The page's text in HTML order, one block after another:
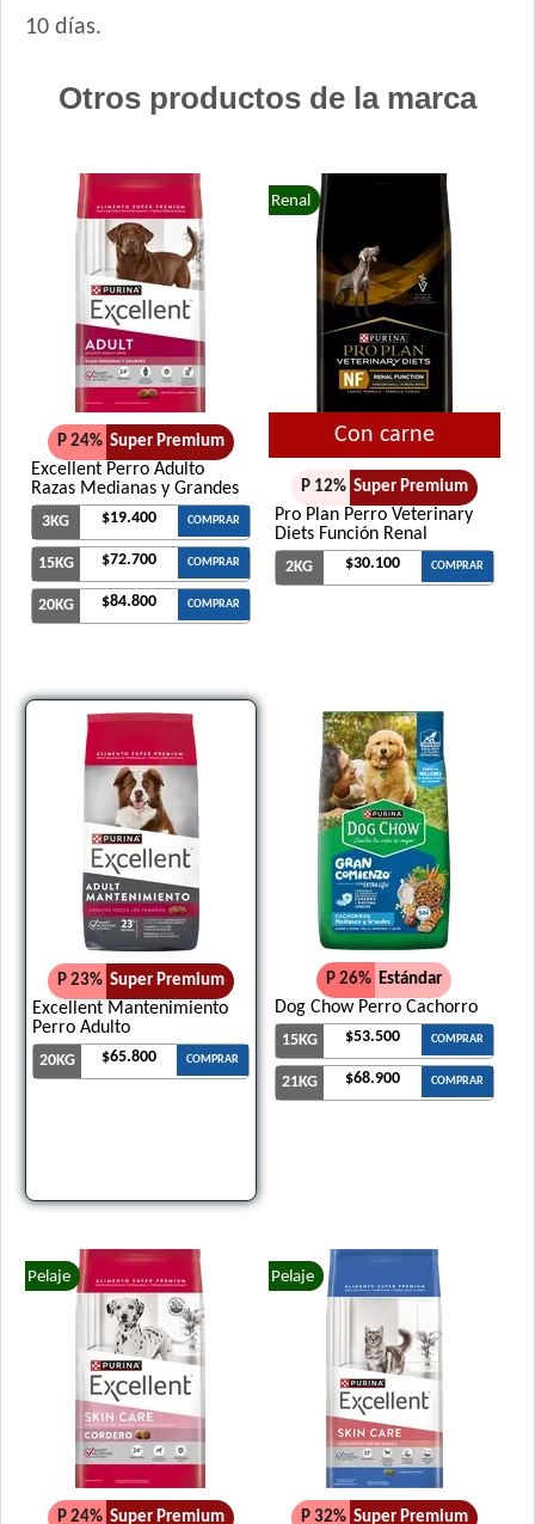
10 días.
Otros productos de la marca
P 24% Super Premium
Excellent Perro Adulto
Razas Medianas y Grandes
3KG $19.400 COMPRAR
15KG $72.700 COMPRAR
20KG $84.800 COMPRAR
Renal
Con carne
P 12% Super Premium
Pro Plan Perro Veterinary
Diets Función Renal
2KG $30.100 COMPRAR
P 23% Super Premium
Excellent Mantenimiento
Perro Adulto
20KG $65.800 COMPRAR
P 26% Estándar
Dog Chow Perro Cachorro
15KG $53.500 COMPRAR
21KG $68.900 COMPRAR
Pelaje
P 24% Super Premium
Pelaje
P 32% Super Premium